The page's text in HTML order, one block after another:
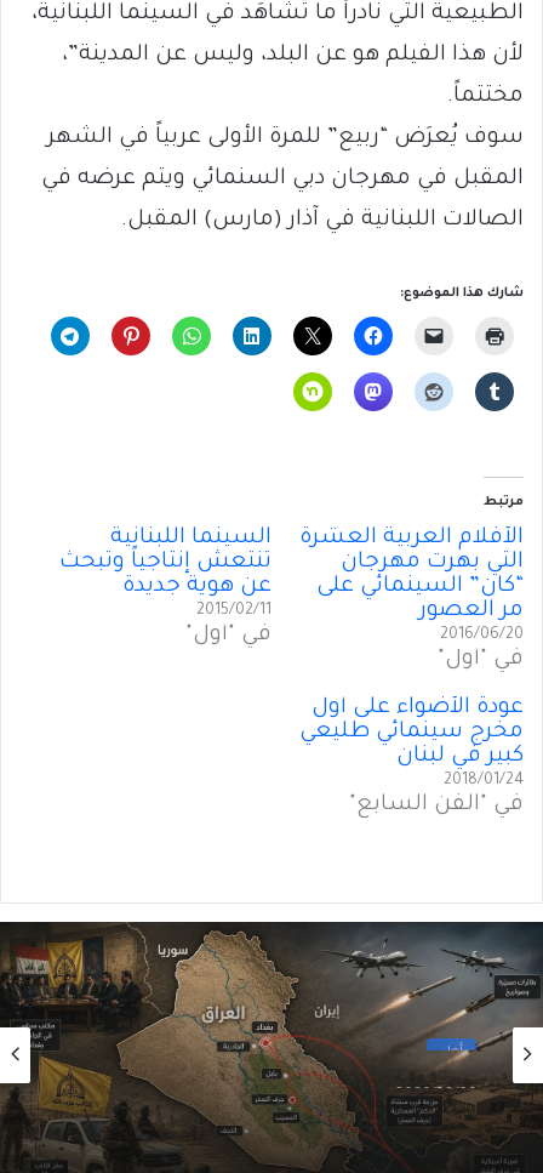
الطبيعية التي نادراً ما تُشاهَد في السينما اللبنانية،
لأن هذا الفيلم هو عن البلد، وليس عن المدينة”،
مختتماً.
سوف يُعرَض “ربيع” للمرة الأولى عربياً في الشهر
المقبل في مهرجان دبي السنمائي ويتم عرضه في
الصالات اللبنانية في آذار (مارس) المقبل.
شارك هذا الموضوع:
مرتبط
الأفلام العربية العشرة
التي بهرت مهرجان
“كان” السينمائي على
مر العصور
2016/06/20
في "أول"
السينما اللبنانية
تنتعش إنتاجياً وتبحث
عن هوية جديدة
2015/02/11
في "أول"
عودة الأضواء على أول
مخرج سينمائي طليعي
كبير في لبنان
2018/01/24
في "الفن السابع"
2026/08/06
الحوثيون في العراق: من مكتبٍ سياسي إلى
شبكةِ عمليّات